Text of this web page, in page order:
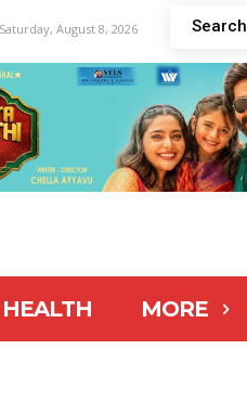
Saturday, August 8, 2026 Search
HEALTH MORE